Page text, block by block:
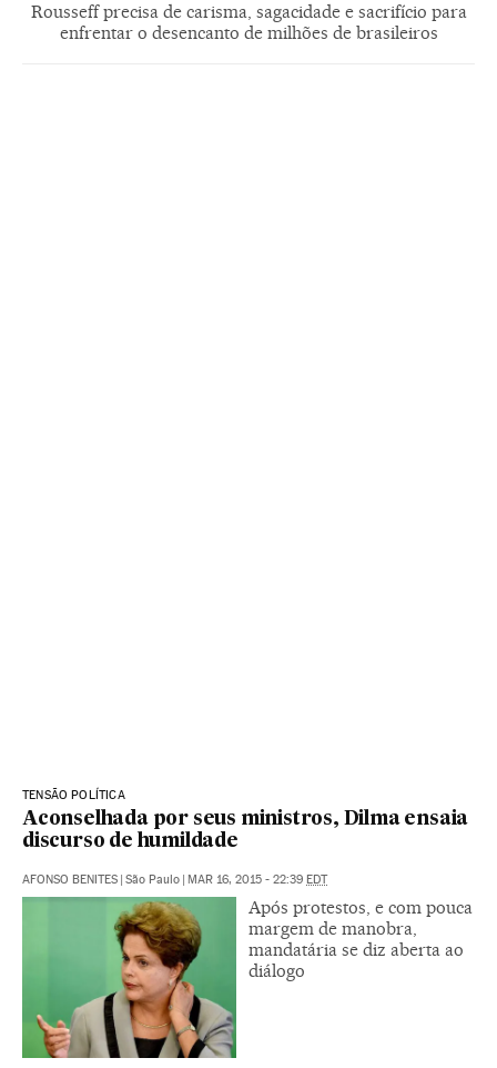
Rousseff precisa de carisma, sagacidade e sacrifício para
enfrentar o desencanto de milhões de brasileiros
TENSÃO POLÍTICA
Aconselhada por seus ministros, Dilma ensaia
discurso de humildade
AFONSO BENITES São Paulo MAR 16, 2015 - 22:39 EDT
Após protestos, e com pouca
margem de manobra,
mandatária se diz aberta ao
diálogo